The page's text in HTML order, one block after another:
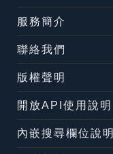
服務簡介
聯絡我們
版權聲明
開放API使用說明
內嵌搜尋欄位說明